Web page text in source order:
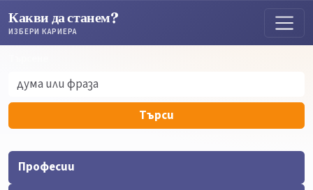
Какви да станем?
ИЗБЕРИ КАРИЕРА
Търси
Професии